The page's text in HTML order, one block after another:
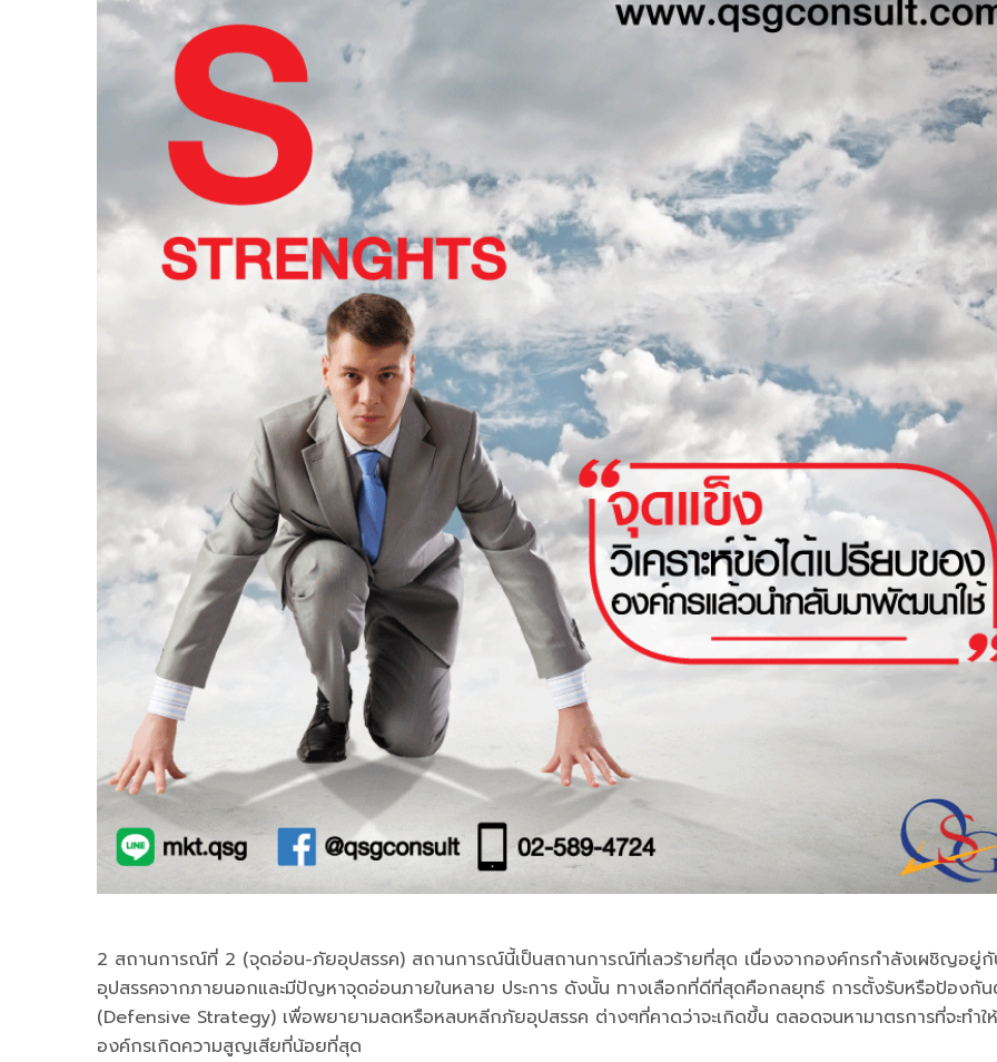
2 สถานการณ์ที่ 2 (จุดอ่อน-ภัยอุปสรรค) สถานการณ์นี้เป็นสถานการณ์ที่เลวร้ายที่สุด เนื่องจากองค์กรกำลังเผชิญอยู่
อุปสรรคจากภายนอกและมีปัญหาจุดอ่อนภายในหลาย ประการ ดังนั้น ทางเลือกที่ดีที่สุดคือกลยุทธ์ การตั้งรับหรือป้องกั
(Defensive Strategy) เพื่อพยายามลดหรือหลบหลีกภัยอุปสรรค ต่างๆที่คาดว่าจะเกิดขึ้น ตลอดจนหามาตรการที่จะทำให้
องค์กรเกิดความสูญเสียที่น้อยที่สุด